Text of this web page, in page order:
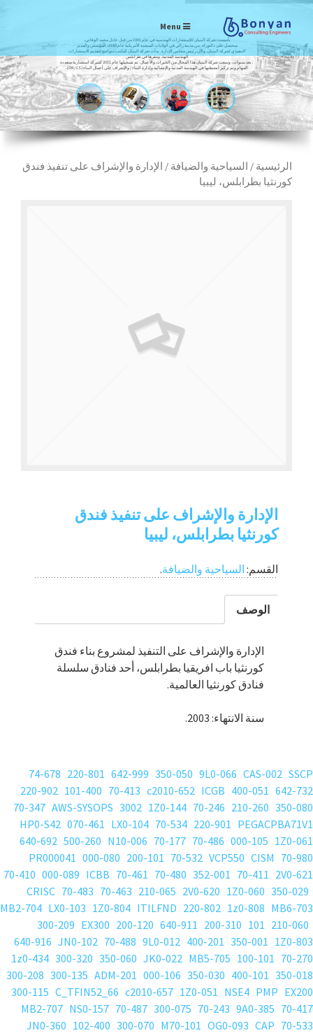
Menu
تأسست شركة البنيان للإستشارات الهندسية في عام 1991 من قبل عادل محمد الوفاتي،
متحصل على دكتوراه. من مدينة رالي في الولايات المتحدة الأمريكية عام 1980، المؤسس والمدير
التنفيذي لشركة البنيان، والآن رئيس مجلس الإدارة. بدأت شركة البنيان كمكتب متواضع لتقديم الاستشارات
الهندسة المدنية، ومقرها في طرابلس
. بعد سنوات، وسعت شركة البنيان هذا المجال من الخبرات والأعمال. تم تسجيلها عام 2011 كشركة استشارية متعددة
المهام وتم تركيز أنشطتها في الهندسة المدنية والإنشائية وإدارة البناء / والإشراف على أعمال البناء (CM / CS).
الرئيسية / السياحية والضيافة / الإدارة والإشراف على تنفيذ فندق
كورنثيا بطرابلس، ليبيا
الإدارة والإشراف على تنفيذ فندق
كورنثيا بطرابلس، ليبيا
القسم: السياحية والضيافة.
الوصف
الإدارة والإشراف على التنفيذ لمشروع بناء فندق
كورنثيا باب افريقيا بطرابلس، أحد فنادق سلسلة
فنادق كورنثيا العالمية.
سنة الانتهاء: 2003.
SSCP
CAS-002
9L0-066
350-050
642-999
220-801
74-678
642-732
400-051
ICGB
c2010-652
70-413
101-400
220-902
350-080
210-260
70-246
1Z0-144
3002
AWS-SYSOPS
70-347
PEGACPBA71V1
220-901
70-534
LX0-104
070-461
HP0-S42
1Z0-061
000-105
70-486
70-177
N10-006
500-260
640-692
70-980
CISM
VCP550
70-532
200-101
000-080
PR000041
2V0-621
70-411
352-001
70-480
70-461
ICBB
000-089
70-410
350-029
1Z0-060
2V0-620
210-065
70-463
70-483
CRISC
MB6-703
1z0-808
220-802
ITILFND
1Z0-804
LX0-103
MB2-704
210-060
101
200-310
640-911
200-120
EX300
300-209
1Z0-803
350-001
400-201
9L0-012
70-488
JN0-102
640-916
70-270
100-101
MB5-705
JK0-022
350-060
300-320
1z0-434
350-018
400-101
350-030
000-106
ADM-201
300-135
300-208
EX200
PMP
NSE4
1Z0-051
c2010-657
C_TFIN52_66
300-115
70-417
9A0-385
70-243
300-075
70-487
NS0-157
MB2-707
70-533
CAP
OG0-093
M70-101
300-070
102-400
JN0-360